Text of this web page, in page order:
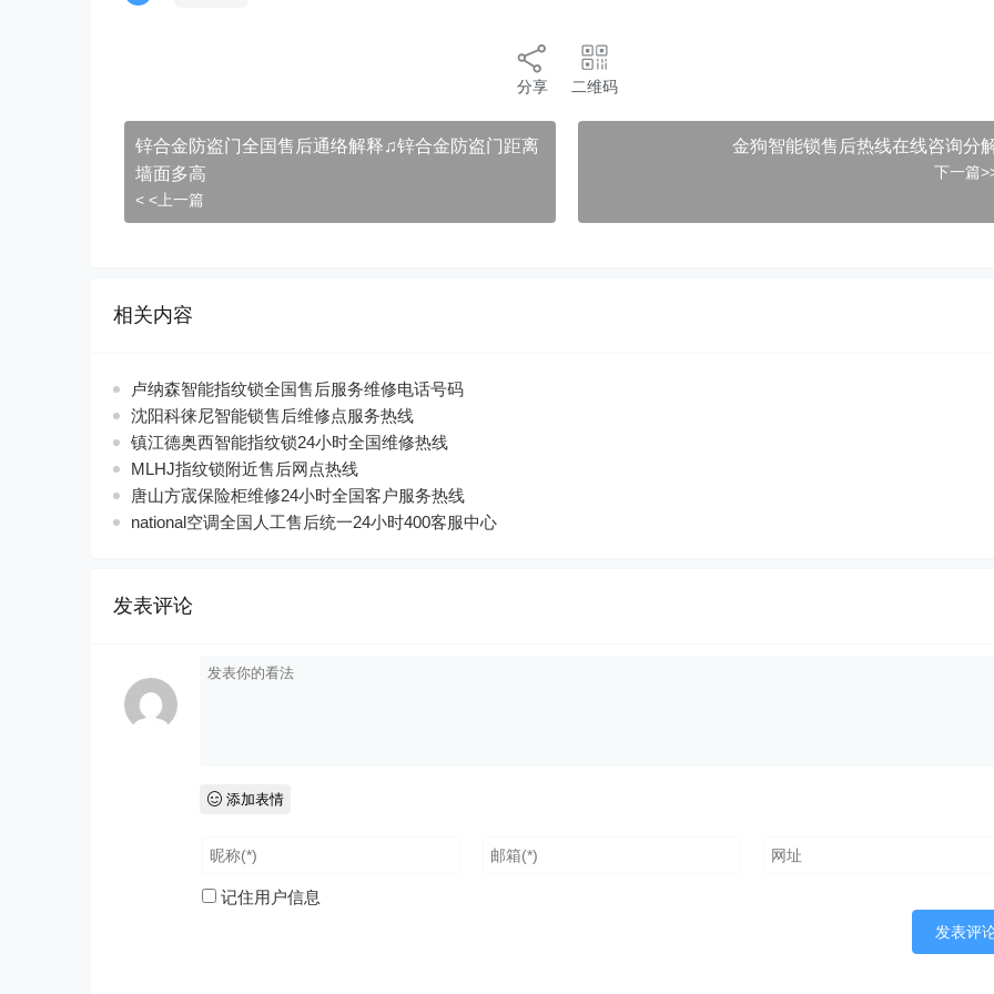
分享 二维码
锌合金防盗门全国售后通络解释♫锌合金防盗门距离
墙面多高
< <上一篇
金狗智能锁售后热线在线咨询分
下一篇
相关内容
卢纳森智能指纹锁全国售后服务维修电话号码
沈阳科徕尼智能锁售后维修点服务热线
镇江德奥西智能指纹锁24小时全国维修热线
MLHJ指纹锁附近售后网点热线
唐山方宬保险柜维修24小时全国客户服务热线
national空调全国人工售后统一24小时400客服中心
发表评论
添加表情
记住用户信息